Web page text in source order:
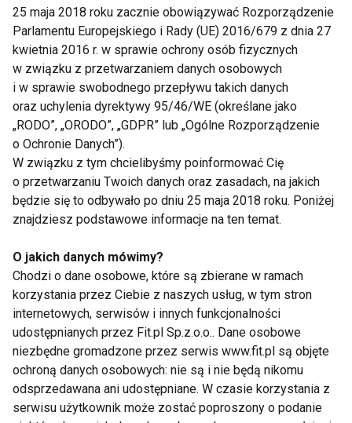
Choć soczewki progresywne mają wiele zalet, ich
użytkowanie wymaga zmiany nawyków patrzenia.
Kluczowe jest ograniczenie ruchów horyzontalnych
oczu i zastąpienie ich delikatnymi ruchami głowy.
Początkowo może to sprawiać trudności, ale z
czasem użytkownicy przyzwyczajają się do nowego
sposobu widzenia.
Adaptacja do okularów
wiedzieć?
Proces przyzwyczajania się do okularów
progresywnych może trwać od kilku dni do dwóch
tygodni. W tym czasie użytkownicy mogą
doświadczać pewnych trudności, takich jak delikatne
„pływanie” obrazu czy problemy z równowagą.
Objawy te są jednak naturalnym efektem adaptacji
25 maja 2018 roku zacznie obowiązywać Rozporządzenie
Parlamentu Europejskiego i Rady (UE) 2016/679 z dnia 27
kwietnia 2016 r. w sprawie ochrony osób fizycznych
w związku z przetwarzaniem danych osobowych
i w sprawie swobodnego przepływu takich danych
oraz uchylenia dyrektywy 95/46/WE (określane jako
„RODO”, „ORODO”, „GDPR” lub „Ogólne Rozporządzenie
o Ochronie Danych”).
W związku z tym chcielibyśmy poinformować Cię
o przetwarzaniu Twoich danych oraz zasadach, na jakich
będzie się to odbywało po dniu 25 maja 2018 roku. Poniżej
znajdziesz podstawowe informacje na ten temat.
O jakich danych mówimy?
Chodzi o dane osobowe, które są zbierane w ramach
korzystania przez Ciebie z naszych usług, w tym stron
internetowych, serwisów i innych funkcjonalności
udostępnianych przez Fit.pl Sp.z.o.o.. Dane osobowe
niezbędne gromadzone przez serwis www.fit.pl są objęte
ochroną danych osobowych: nie są i nie będą nikomu
odsprzedawana ani udostępniane. W czasie korzystania z
serwisu użytkownik może zostać poproszony o podanie